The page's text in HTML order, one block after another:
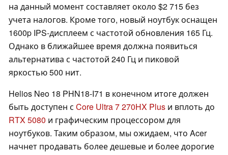
на данный момент составляет около $2 715 без
учета налогов. Кроме того, новый ноутбук оснащен
1600p IPS-дисплеем с частотой обновления 165 Гц.
Однако в ближайшее время должна появиться
альтернатива с частотой 240 Гц и пиковой
яркостью 500 нит.
Helios Neo 18 PHN18-I71 в конечном итоге должен
быть доступен с Core Ultra 7 270HX Plus и вплоть до
RTX 5080 и графическим процессором для
ноутбуков. Таким образом, мы ожидаем, что Acer
начнет продавать более дешевые и более дорогие